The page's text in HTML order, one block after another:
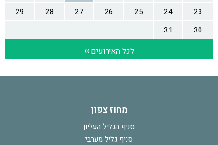
מחוז צפון
סניף הגליל העליון
סניף גליל מערבי